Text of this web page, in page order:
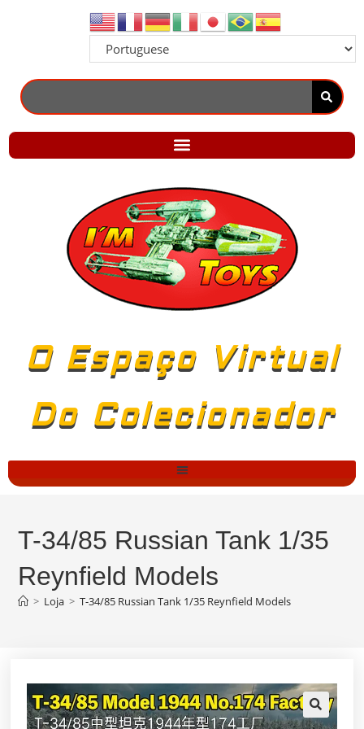
O Espaço Virtual
Do Colecionador
T-34/85 Russian Tank 1/35
Reynfield Models
> Loja > T-34/85 Russian Tank 1/35 Reynfield Models